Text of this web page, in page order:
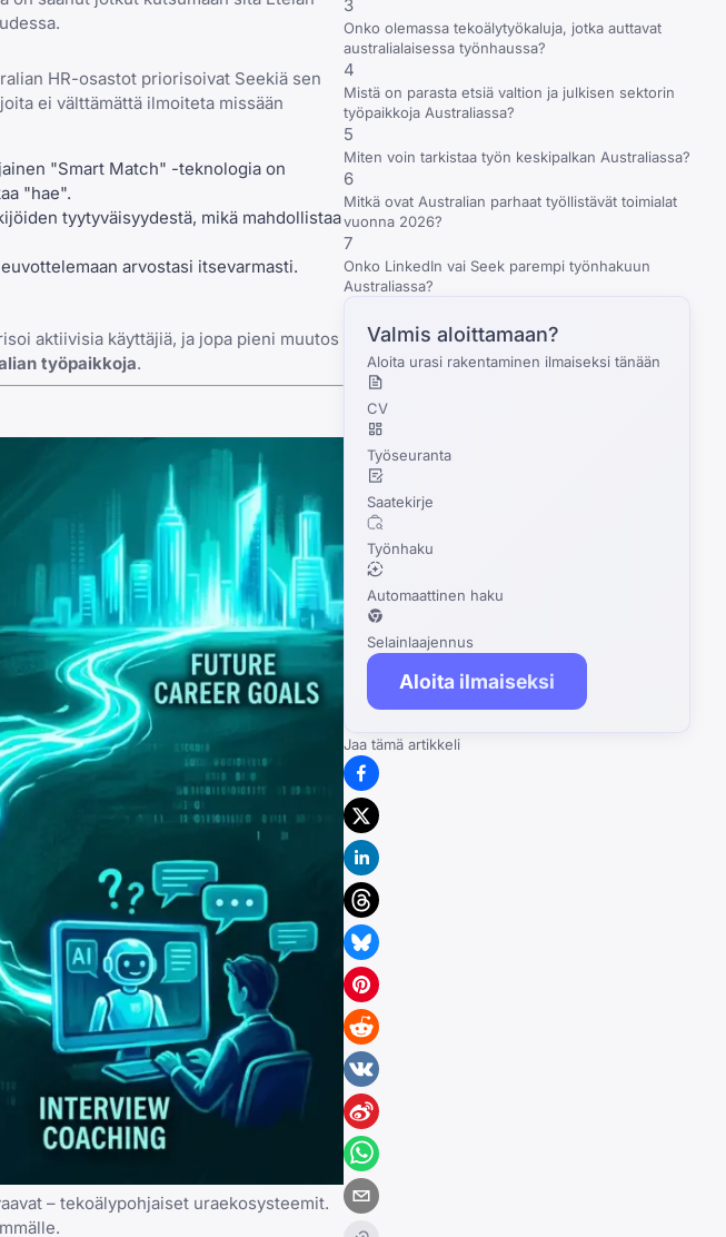
HR-osastot priorisoivat Seekiä sen
ei välttämättä ilmoiteta missään
"Smart Match" -teknologia on
"hae".
tyytyväisyydestä, mikä mahdollistaa
arvostasi itsevarmasti.
aktiivisia käyttäjiä, ja jopa pieni muutos
työpaikkoja.
– tekoälypohjaiset uraekosysteemit.
3
Onko olemassa tekoälytyökaluja, jotka auttavat
australialaisessa työnhaussa?
4
Mistä on parasta etsiä valtion ja julkisen sektorin
työpaikkoja Australiassa?
5
Miten voin tarkistaa työn keskipalkan Australiassa?
6
Mitkä ovat Australian parhaat työllistävät toimialat
vuonna 2026?
7
Onko LinkedIn vai Seek parempi työnhakuun
Australiassa?
Valmis aloittamaan?
Aloita urasi rakentaminen ilmaiseksi tänään
CV
Työseuranta
Saatekirje
Työnhaku
Automaattinen haku
Selainlaajennus
Aloita ilmaiseksi
Jaa tämä artikkeli